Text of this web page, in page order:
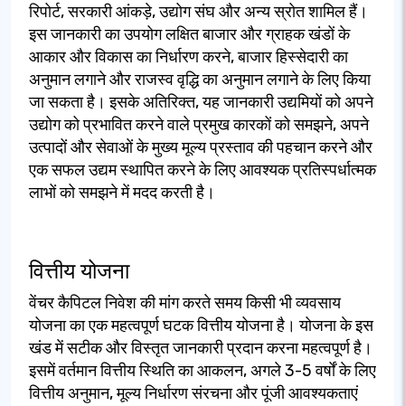
रिपोर्ट, सरकारी आंकड़े, उद्योग संघ और अन्य स्रोत शामिल हैं।
इस जानकारी का उपयोग लक्षित बाजार और ग्राहक खंडों के
आकार और विकास का निर्धारण करने, बाजार हिस्सेदारी का
अनुमान लगाने और राजस्व वृद्धि का अनुमान लगाने के लिए किया
जा सकता है। इसके अतिरिक्त, यह जानकारी उद्यमियों को अपने
उद्योग को प्रभावित करने वाले प्रमुख कारकों को समझने, अपने
उत्पादों और सेवाओं के मुख्य मूल्य प्रस्ताव की पहचान करने और
एक सफल उद्यम स्थापित करने के लिए आवश्यक प्रतिस्पर्धात्मक
लाभों को समझने में मदद करती है।
वित्तीय योजना
वेंचर कैपिटल निवेश की मांग करते समय किसी भी व्यवसाय
योजना का एक महत्वपूर्ण घटक वित्तीय योजना है। योजना के इस
खंड में सटीक और विस्तृत जानकारी प्रदान करना महत्वपूर्ण है।
इसमें वर्तमान वित्तीय स्थिति का आकलन, अगले 3-5 वर्षों के लिए
वित्तीय अनुमान, मूल्य निर्धारण संरचना और पूंजी आवश्यकताएं